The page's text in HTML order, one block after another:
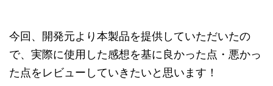
今回、開発元より本製品を提供していただいたの
で、実際に使用した感想を基に良かった点・悪かっ
た点をレビューしていきたいと思います！